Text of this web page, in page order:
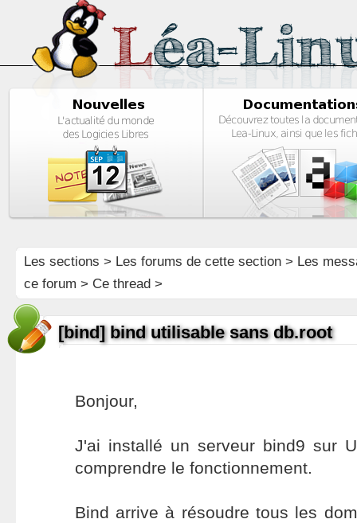
Les sections > Les forums de cette section> Les
ce forum > Ce thread >
[bind] bind utilisable sans db.root
Bonjour,
J'ai installé un serveur bind9 sur
comprendre le fonctionnement.
Bind arrive à résoudre tous les